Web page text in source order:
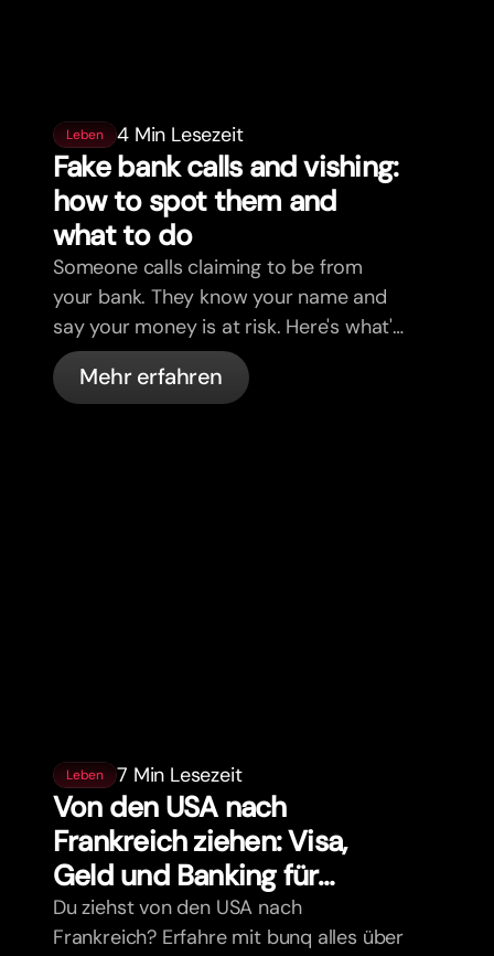
Leben 4 Min Lesezeit
Fake bank calls and vishing:
how to spot them and
what to do
Someone calls claiming to be from
your bank. They know your name and
say your money is at risk. Here's what's
actually happening, and what to do.
Mehr erfahren
Leben 7 Min Lesezeit
Von den USA nach
Frankreich ziehen: Visa,
Geld und Banking für
Expats
Du ziehst von den USA nach
Frankreich? Erfahre mit bunq alles über